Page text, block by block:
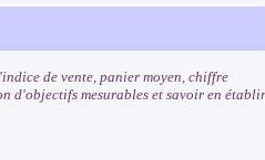
de vente, panier moyen, chiffre
d'objectifs mesurables et savoir en établir